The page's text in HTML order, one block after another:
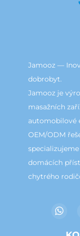
Jamooz —
dobrobyt.
Jamooz je
masažních
automobilové
OEM/ODM
domácích
chytrého